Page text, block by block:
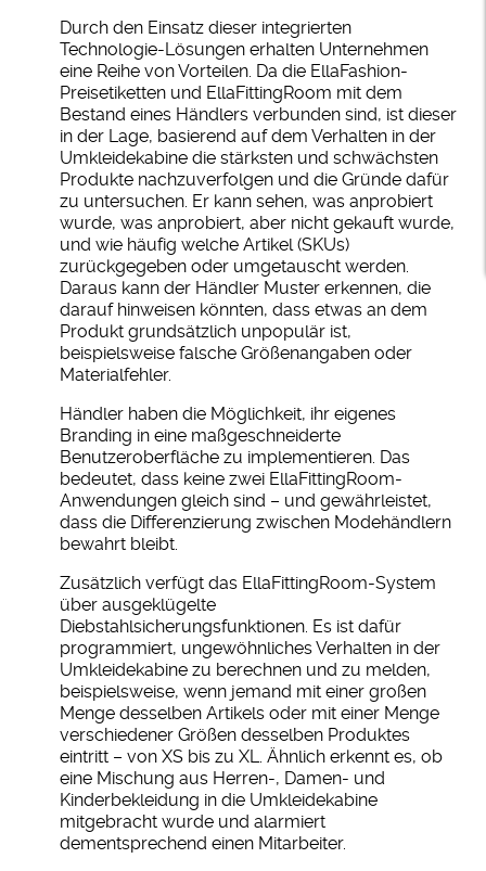
Durch den Einsatz dieser integrierten
Technologie-Lösungen erhalten Unternehmen
eine Reihe von Vorteilen. Da die EllaFashion-
Preisetiketten und EllaFittingRoom mit dem
Bestand eines Händlers verbunden sind, ist dieser
in der Lage, basierend auf dem Verhalten in der
Umkleidekabine die stärksten und schwächsten
Produkte nachzuverfolgen und die Gründe dafür
zu untersuchen. Er kann sehen, was anprobiert
wurde, was anprobiert, aber nicht gekauft wurde,
und wie häufig welche Artikel (SKUs)
zurückgegeben oder umgetauscht werden.
Daraus kann der Händler Muster erkennen, die
darauf hinweisen könnten, dass etwas an dem
Produkt grundsätzlich unpopulär ist,
beispielsweise falsche Größenangaben oder
Materialfehler.
Händler haben die Möglichkeit, ihr eigenes
Branding in eine maßgeschneiderte
Benutzeroberfläche zu implementieren. Das
bedeutet, dass keine zwei EllaFittingRoom-
Anwendungen gleich sind – und gewährleistet,
dass die Differenzierung zwischen Modehändlern
bewahrt bleibt.
Zusätzlich verfügt das EllaFittingRoom-System
über ausgeklügelte
Diebstahlsicherungsfunktionen. Es ist dafür
programmiert, ungewöhnliches Verhalten in der
Umkleidekabine zu berechnen und zu melden,
beispielsweise, wenn jemand mit einer großen
Menge desselben Artikels oder mit einer Menge
verschiedener Größen desselben Produktes
eintritt – von XS bis zu XL. Ähnlich erkennt es, ob
eine Mischung aus Herren-, Damen- und
Kinderbekleidung in die Umkleidekabine
mitgebracht wurde und alarmiert
dementsprechend einen Mitarbeiter.